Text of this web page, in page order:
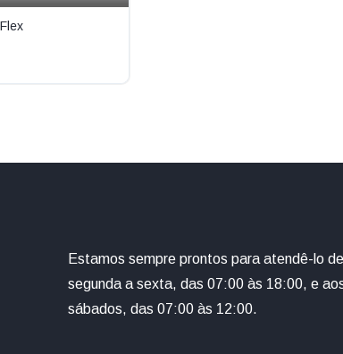
Estamos sempre prontos para atendê-lo de
segunda a sexta, das 07:00 às 18:00, e
sábados, das 07:00 às 12:00.